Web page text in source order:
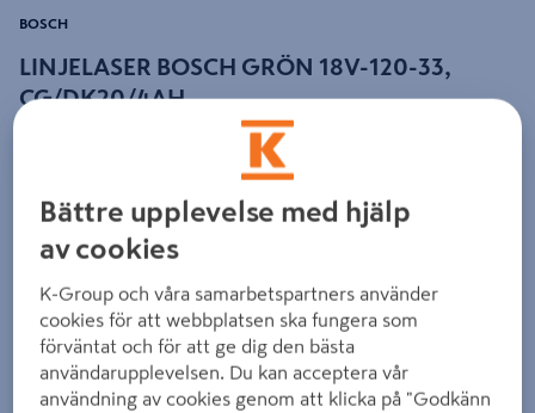
LINJELASER BOSCH GRÖN 18V-120-33,
CG/DK20/4AH
BOSCH
Detaljerad beskrivning finns i produktbeskrivningsområdet
Föregående
Bättre upplevelse med hjälp
av cookies
K-Group och våra samarbetspartners använder
cookies för att webbplatsen ska fungera som
förväntat och för att ge dig den bästa
användarupplevelsen. Du kan acceptera vår
användning av cookies genom att klicka på "Godkänn